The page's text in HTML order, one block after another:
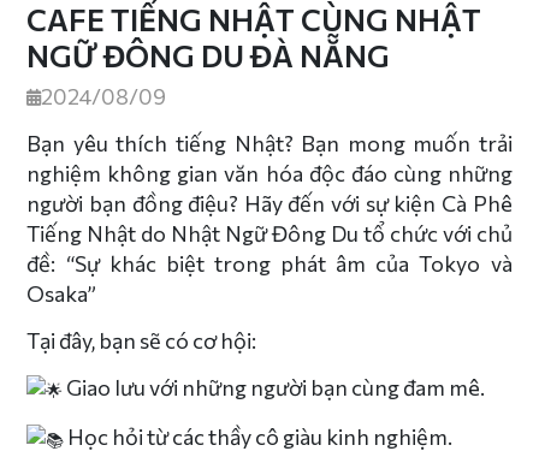
CAFE TIẾNG NHẬT CÙNG NHẬT
NGỮ ĐÔNG DU ĐÀ NẴNG
2024/08/09
Bạn yêu thích tiếng Nhật? Bạn mong muốn trải
nghiệm không gian văn hóa độc đáo cùng những
người bạn đồng điệu? Hãy đến với sự kiện Cà Phê
Tiếng Nhật do Nhật Ngữ Đông Du tổ chức với chủ
đề: “Sự khác biệt trong phát âm của Tokyo và
Osaka”
Tại đây, bạn sẽ có cơ hội:
Giao lưu với những người bạn cùng đam mê.
Học hỏi từ các thầy cô giàu kinh nghiệm.